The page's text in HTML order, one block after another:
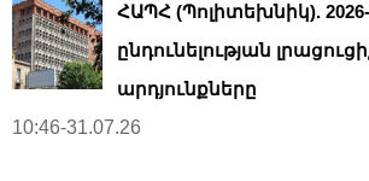
ՀԱՊՀ (Պոլիտեխնիկ).
ընդունելության
արդյունքները
10:46-31.07.26